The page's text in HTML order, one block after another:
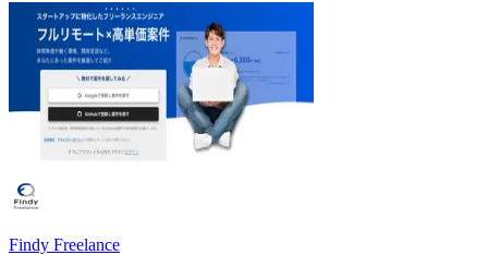
Findy Freelance